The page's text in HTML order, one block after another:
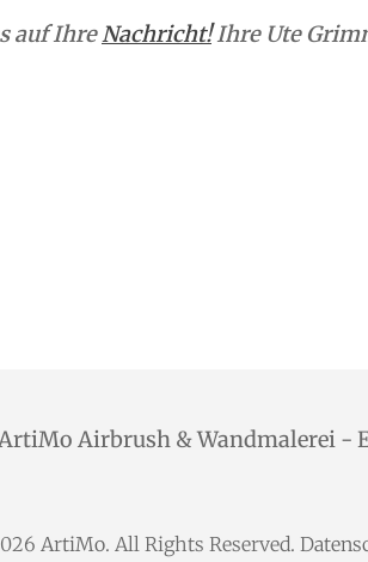
auf Ihre Nachricht!Ihre Ute
Airbrush & Wandmalerei -
ArtiMo. All Rights Reserved.